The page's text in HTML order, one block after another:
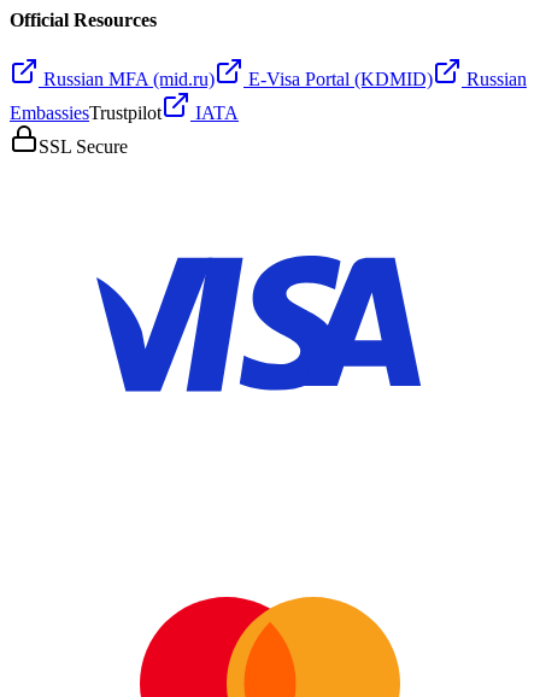
Official Resources
Russian MFA (mid.ru) E-Visa Portal (KDMID)
Russian
EmbassiesTrustpilot
IATA
SSL Secure